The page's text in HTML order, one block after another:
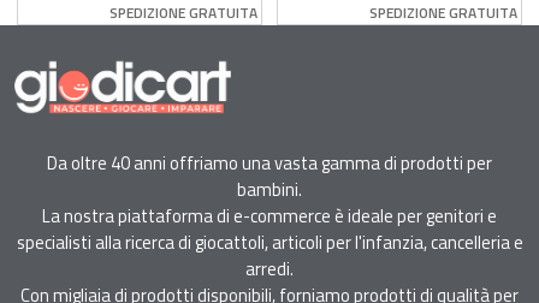
144 Pezzi
SPEDIZIONE GRATUITA
132 Pezzi
SPEDIZIONE GRATUITA
Da oltre 40 anni offriamo una vasta gamma di prodotti per
bambini.
La nostra piattaforma di e-commerce è ideale per genitori e
specialisti alla ricerca di giocattoli, articoli per l'infanzia, cancelleria e
arredi.
Con migliaia di prodotti disponibili, forniamo prodotti di qualità per